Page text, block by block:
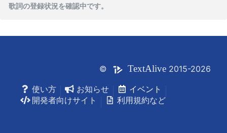
歌詞の登録状況を確認中です。
© TextAlive 2015-2026
使い方
お知らせ
イベント
開発者向けサイト
利用規約など